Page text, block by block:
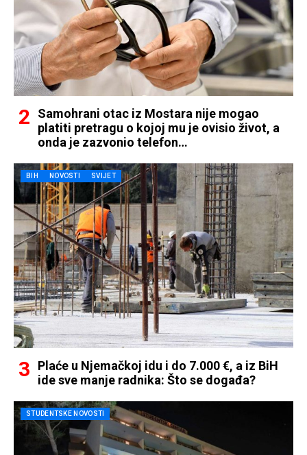
Samohrani otac iz Mostara nije mogao
platiti pretragu o kojoj mu je ovisio život, a
onda je zazvonio telefon…
BIH NOVOSTI SVIJET
Plaće u Njemačkoj idu i do 7.000 €, a iz BiH
ide sve manje radnika: Što se događa?
STUDENTSKE NOVOSTI